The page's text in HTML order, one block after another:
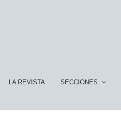
LA REVISTA SECCIONES